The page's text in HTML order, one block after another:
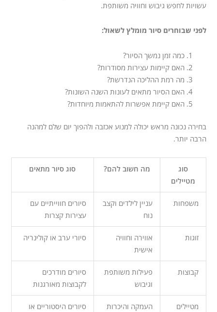
עשויות לחפש גיבוש וחוויה משותפת.
לפני שבוחרים סיור מומלץ לשאול:
כמה זמן נמשך הסיור?
האם קיימות עצירות מסודרות?
מה רמת ההליכה הנדרשת?
האם הסיור מתאים לעונות השנה השונות?
האם קיימת אפשרות להתאמות מיוחדות?
בחירה נכונה מראש יכולה למנוע אכזבה ולהפוך יום שלם למהנה
הרבה יותר.
סוג
מטיילים
מה חשוב להם? סוג סיור מתאים
משפחות
עניין לילדים וקצב
נוח
סיורים חווייתיים עם
עצירות קצרות
זוגות
אווירה וחוויה
אישית
סיורי ערב או קולינריה
קבוצות
פעילות משותפת
וגיבוש
סיורים מודרכים
לקבוצות מאורגנות
מטיילים
העמקה והיכרות
סיורים היסטוריים או